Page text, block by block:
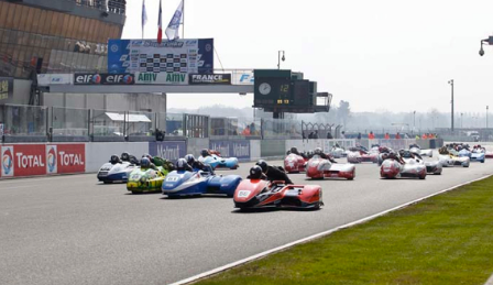
PRESSE
accéder à la billetterie